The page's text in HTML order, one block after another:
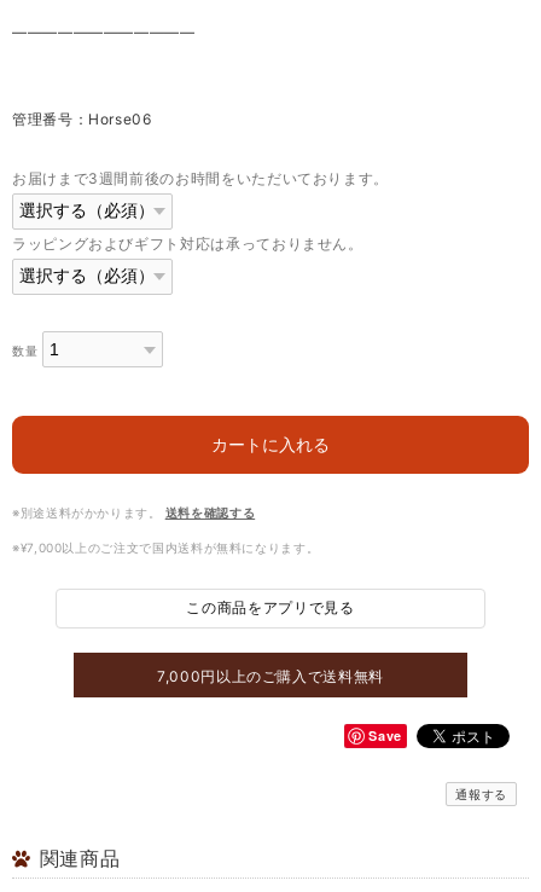
————————————
管理番号：Horse06
お届けまで3週間前後のお時間をいただいております。
ラッピングおよびギフト対応は承っておりません。
数量
カートに入れる
※別途送料がかかります。 送料を確認する
※¥7,000以上のご注文で国内送料が無料になります。
この商品をアプリで見る
7,000円以上のご購入で送料無料
Save
通報する
関連商品